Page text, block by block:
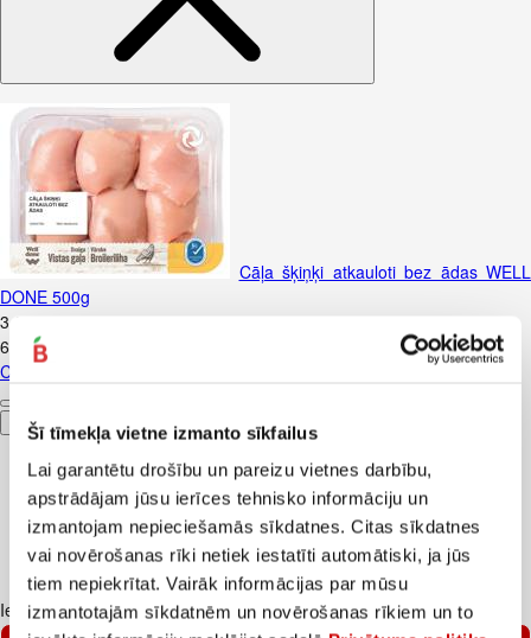
Šī tīmekļa vietne izmanto sīkfailus
Lai garantētu drošību un pareizu vietnes darbību,
apstrādājam jūsu ierīces tehnisko informāciju un
izmantojam nepieciešamās sīkdatnes. Citas sīkdatnes
vai novērošanas rīki netiek iestatīti automātiski, ja jūs
tiem nepiekrītat. Vairāk informācijas par mūsu
izmantotajām sīkdatnēm un novērošanas rīkiem un to
Cāļa šķiņķi atkauloti bez ādas WELL
DONE 500g
3
6,16€/kg
Cāļa šķiņķi atkauloti bez ādas WELL DONE 500g
Pievienot
Iesakām ar